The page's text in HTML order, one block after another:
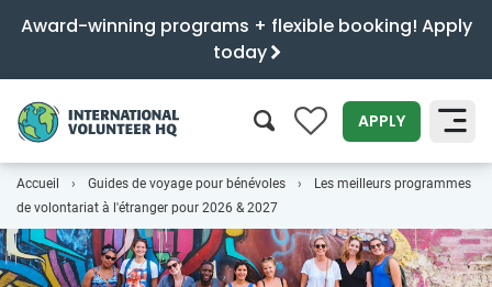
Award-winning programs + flexible booking! Apply
today
0 APPLY
SEARCH
Accueil Guides de voyage pour bénévoles
Les meilleurs programmes
de volontariat à l'étranger pour 2026 & 2027